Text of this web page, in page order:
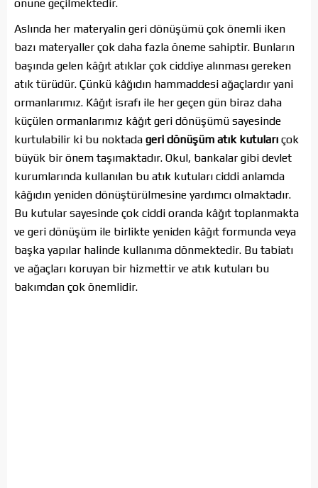
önüne geçilmektedir.
Aslında her materyalin geri dönüşümü çok önemli iken
bazı materyaller çok daha fazla öneme sahiptir. Bunların
başında gelen kâğıt atıklar çok ciddiye alınması gereken
atık türüdür. Çünkü kâğıdın hammaddesi ağaçlardır yani
ormanlarımız. Kâğıt israfı ile her geçen gün biraz daha
küçülen ormanlarımız kâğıt geri dönüşümü sayesinde
kurtulabilir ki bu noktada geri dönüşüm atık kutuları çok
büyük bir önem taşımaktadır. Okul, bankalar gibi devlet
kurumlarında kullanılan bu atık kutuları ciddi anlamda
kâğıdın yeniden dönüştürülmesine yardımcı olmaktadır.
Bu kutular sayesinde çok ciddi oranda kâğıt toplanmakta
ve geri dönüşüm ile birlikte yeniden kâğıt formunda veya
başka yapılar halinde kullanıma dönmektedir. Bu tabiatı
ve ağaçları koruyan bir hizmettir ve atık kutuları bu
bakımdan çok önemlidir.